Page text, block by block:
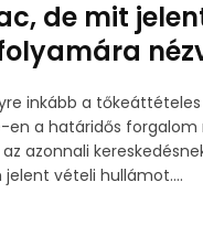
de mit
inkább a
en a határidős forgalom
azonnali kereskedésnek.
vételi hullámot....